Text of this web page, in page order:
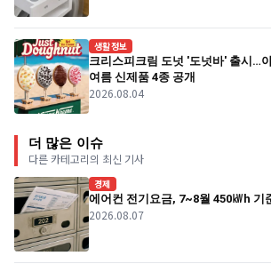
생활정보
크리스피크림 도넛 '도넛바' 출시…
여름 신제품 4종 공개
2026.08.04
더 많은 이슈
다른 카테고리의 최신 기사
경제
에어컨 전기요금, 7~8월 450㎾h 기
2026.08.07